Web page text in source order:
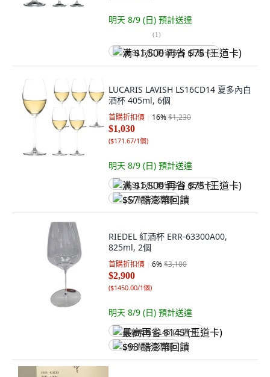
明天 8/9 (日) 預計送達
(1)
满 $1,500 再省 $75 (王道卡)
LUCARIS LAVISH LS16CD14 夏多內白
酒杯 405ml, 6個
首購折扣價 16%$1,230
$1,030
($171.67/1個)
明天 8/9 (日) 預計送達
满 $1,500 再省 $75 (王道卡)
$57 酷澎幣回饋
RIEDEL 紅酒杯 ERR-63300A00,
825ml, 2個
首購折扣價 6%$3,100
$2,900
($1450.00/1個)
明天 8/9 (日) 預計送達
最高再省 $145 (王道卡)
$93 酷澎幣回饋